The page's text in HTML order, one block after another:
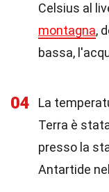
Celsius al
montagna,
bassa,
04
La
Terra è
presso la
Antartide